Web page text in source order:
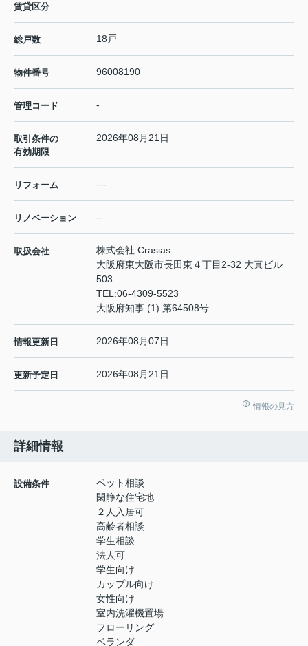
賃貸区分
総戸数 18戸
物件番号 96008190
管理コード -
取引条件の
有効期限
2026年08月21日
リフォーム ---
リノベーション --
取扱会社
株式会社 Crasias
大阪府東大阪市長田東４丁目2-32 大真ビル
503
TEL:06-4309-5523
大阪府知事 (1) 第64508号
情報更新日 2026年08月07日
更新予定日 2026年08月21日
情報の見方
詳細情報
設備条件
ペット相談
閑静な住宅地
２人入居可
高齢者相談
学生相談
法人可
学生向け
カップル向け
女性向け
室内洗濯機置場
フローリング
ベランダ